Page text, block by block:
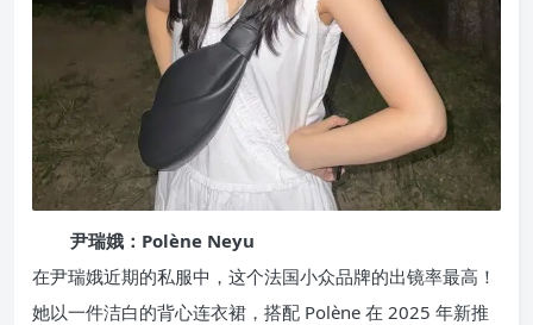
尹瑞娥：Polène Neyu
在尹瑞娥近期的私服中，这个法国小众品牌的出镜率最高！
她以一件洁白的背心连衣裙，搭配 Polène 在 2025 年新推